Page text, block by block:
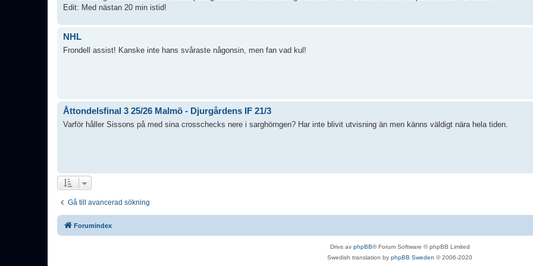
Edit: Med nästan 20 min istid!
NHL
Frondell assist! Kanske inte hans svåraste någonsin, men fan vad kul!
Åttondelsfinal 3 25/26 Malmö - Djurgårdens IF 21/3
Varför håller Sissons på med sina crosschecks nere i sarghörngen? Har inte blivit utvisning än men känns väldigt nära hela tiden.
Gå till avancerad sökning
Forumindex
Drivs av phpBB® Forum Software © phpBB Limited
Swedish translation by phpBB Sweden © 2006-2020